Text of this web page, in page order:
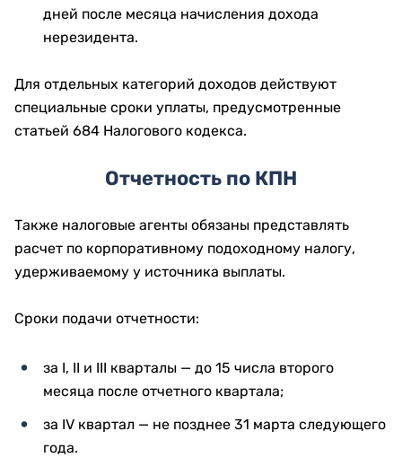
дней после месяца начисления дохода
нерезидента.
Для отдельных категорий доходов действуют
специальные сроки уплаты, предусмотренные
статьей 684 Налогового кодекса.
Отчетность по КПН
Также налоговые агенты обязаны представлять
расчет по корпоративному подоходному налогу,
удерживаемому у источника выплаты.
Сроки подачи отчетности:
за I, II и III кварталы — до 15 числа второго
месяца после отчетного квартала;
за IV квартал — не позднее 31 марта следующего
года.